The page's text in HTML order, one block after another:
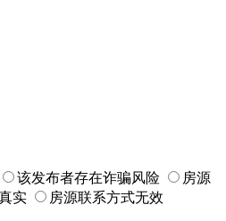
该发布者存在诈骗风险
房源
实 房源联系方式无效